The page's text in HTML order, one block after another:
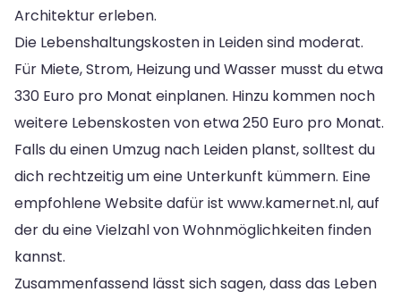
Architektur erleben.
Die Lebenshaltungskosten in Leiden sind moderat.
Für Miete, Strom, Heizung und Wasser musst du etwa
330 Euro pro Monat einplanen. Hinzu kommen noch
weitere Lebenskosten von etwa 250 Euro pro Monat.
Falls du einen Umzug nach Leiden planst, solltest du
dich rechtzeitig um eine Unterkunft kümmern. Eine
empfohlene Website dafür ist www.kamernet.nl, auf
der du eine Vielzahl von Wohnmöglichkeiten finden
kannst.
Zusammenfassend lässt sich sagen, dass das Leben